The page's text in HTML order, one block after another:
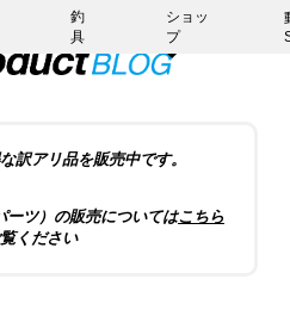
釣
具
ショッ
プ
訳アリ品を販売中です。
ーツ）の販売についてはこちら
ください